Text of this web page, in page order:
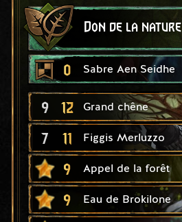
Don de la nature
0 Sabre Aen Seidhe
9 12 Grand chêne
7 11 Figgis Merluzzo
9 Appel de la forêt
9 Eau de Brokilone